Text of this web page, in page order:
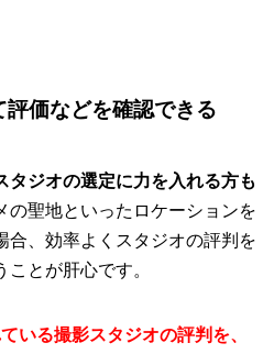
価などを確認できる
タジオの選定に力を入れる方も
の聖地といったロケーションを
合、効率よくスタジオの評判を
とが肝心です。
いる撮影スタジオの評判を、